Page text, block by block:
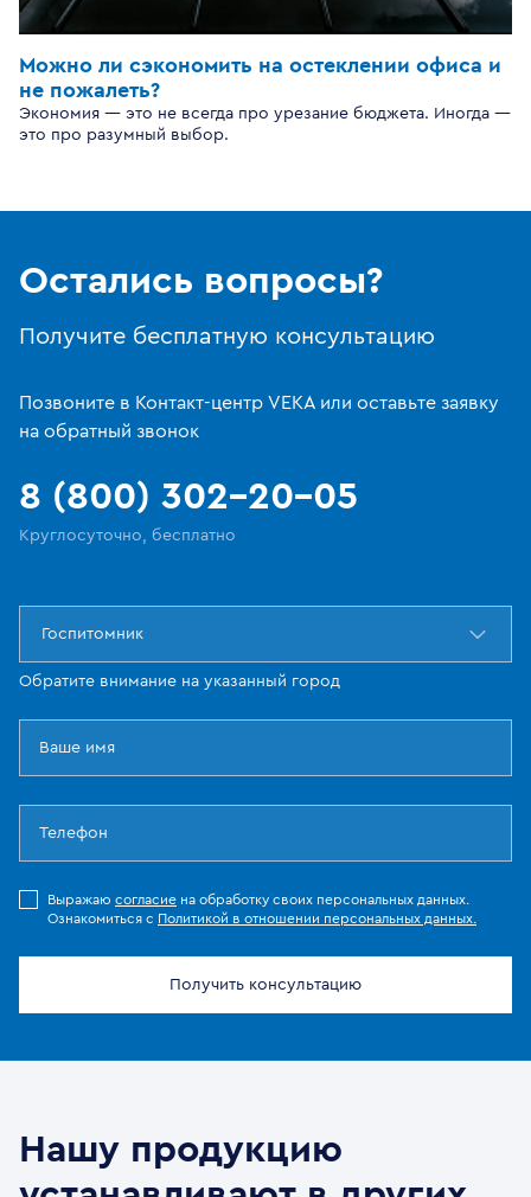
Можно ли сэкономить на остеклении офиса и
не пожалеть?
Экономия — это не всегда про урезание бюджета. Иногда —
это про разумный выбор.
Остались вопросы?
Получите бесплатную консультацию
Позвоните в Контакт-центр VEKA или оставьте заявку
на обратный звонок
8 (800) 302-20-05
Круглосуточно, бесплатно
Госпитомник
Обратите внимание на указанный город
Выражаю согласие на обработку своих персональных данных.
Ознакомиться с Политикой в отношении персональных данных.
Получить консультацию
Нашу продукцию